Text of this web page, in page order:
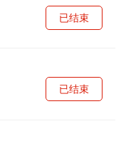
已结束
已结束